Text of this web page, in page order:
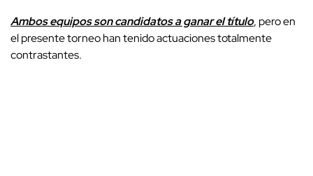
Ambos equipos son candidatos a ganar el título, pero en
el presente torneo han tenido actuaciones totalmente
contrastantes.